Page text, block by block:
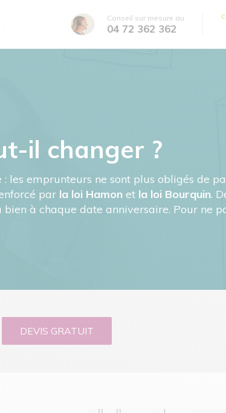
Conseil sur mesure au
04 72 362 362
il changer ?
les emprunteurs ne sont plus obligés de
par la loi Hamon et la loi Bourquin.
à chaque date anniversaire. Pour ne
DEVIS GRATUIT